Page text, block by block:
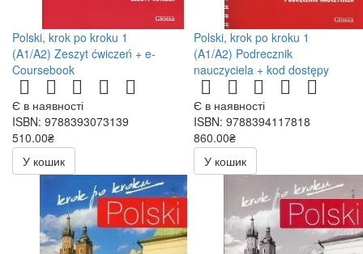
Polski, krok po kroku 1
(A1/A2) Zeszyt ćwiczeń + e-
Coursebook
Є в наявності
ISBN: 9788393073139
510.00₴
У кошик
Polski, krok po kroku 1
(A1/A2) Podrecznik
nauczyciela + kod dostępy
Є в наявності
ISBN: 9788394117818
860.00₴
У кошик